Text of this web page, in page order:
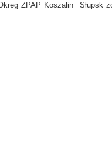
ZPAP Koszalin Słupsk